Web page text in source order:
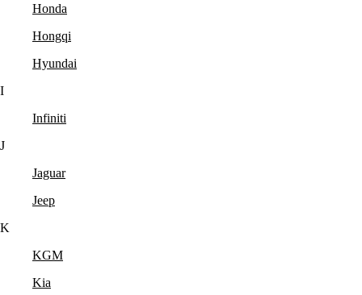
Honda
Hongqi
Hyundai
I
Infiniti
J
Jaguar
Jeep
K
KGM
Kia